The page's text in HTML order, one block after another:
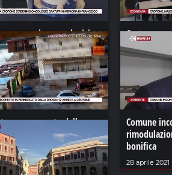
screening oncologici
in memoria di Francesco
2021
Crotone,
cibo “Terre
20 ottobre
supermercato della
arresti a Crotone
2021
Comune
bonifica
28 aprile 2021